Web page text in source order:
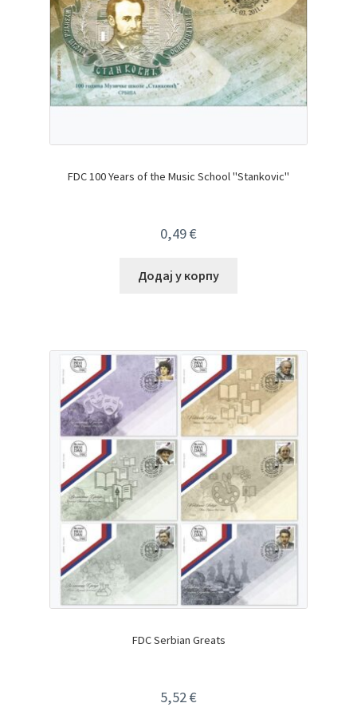
FDC 100 Years of the Music School "Stankovic"
0,49€
Додај у корпу
FDC Serbian Greats
5,52€